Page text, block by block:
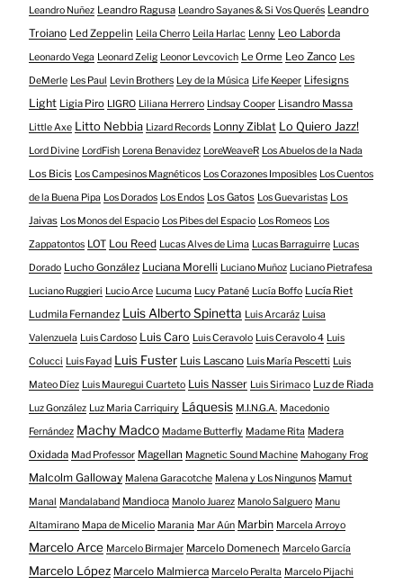
Leandro Nuñez Leandro Ragusa Leandro Sayanes & Si Vos Querés Leandro
Troiano Led Zeppelin Leila Cherro Leila Harlac Lenny Leo Laborda
Leonardo Vega Leonard Zelig Leonor Levcovich Le Orme Leo Zanco Les
DeMerle Les Paul Levin Brothers Ley de la Música Life Keeper Lifesigns
Light Ligia Piro LIGRO Liliana Herrero Lindsay Cooper Lisandro Massa
Little Axe Litto Nebbia Lizard Records Lonny Ziblat Lo Quiero Jazz!
Lord Divine LordFish Lorena Benavidez LoreWeaveR Los Abuelos de la Nada
Los Bicis Los Campesinos Magnéticos Los Corazones Imposibles Los Cuentos
de la Buena Pipa Los Dorados Los Endos Los Gatos Los Guevaristas Los
Jaivas Los Monos del Espacio Los Pibes del Espacio Los Romeos Los
Zappatontos LOT Lou Reed Lucas Alves de Lima Lucas Barraguirre Lucas
Dorado Lucho González Luciana Morelli Luciano Muñoz Luciano Pietrafesa
Luciano Ruggieri Lucio Arce Lucuma Lucy Patané Lucía Boffo Lucía Riet
Ludmila Fernandez Luis Alberto Spinetta Luis Arcaráz Luisa
Valenzuela Luis Cardoso Luis Caro Luis Ceravolo Luis Ceravolo 4 Luis
Colucci Luis Fayad Luis Fuster Luis Lascano Luis María Pescetti Luis
Mateo Díez Luis Mauregui Cuarteto Luis Nasser Luis Sirimaco Luz de Riada
Luz González Luz Maria Carriquiry Láquesis M.I.N.G.A. Macedonio
Fernández Machy Madco Madame Butterfly Madame Rita Madera
Oxidada Mad Professor Magellan Magnetic Sound Machine Mahogany Frog
Malcolm Galloway Malena Garacotche Malena y Los Ningunos Mamut
Manal Mandalaband Mandioca Manolo Juarez Manolo Salguero Manu
Altamirano Mapa de Micelio Marania Mar Aún Marbin Marcela Arroyo
Marcelo Arce Marcelo Birmajer Marcelo Domenech Marcelo García
Marcelo López Marcelo Malmierca Marcelo Peralta Marcelo Pijachi